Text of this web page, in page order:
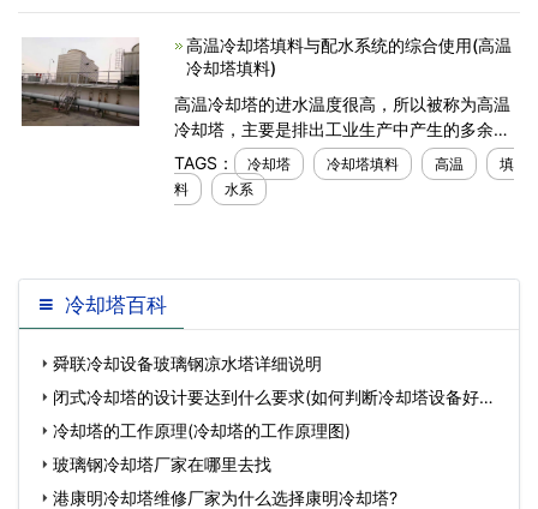
高温冷却塔填料与配水系统的综合使用(高温
冷却塔填料)
高温冷却塔的进水温度很高，所以被称为高温
冷却塔，主要是排出工业生产中产生的多余热
量，使得生产更加安全。填料的使用可以提高
高温冷却塔的工作效率，但是要想它发挥*大功
效，要注意填料
TAGS： 冷却塔 冷却塔填料 高温
填
料
水系
冷却塔百科
舜联冷却设备玻璃钢凉水塔详细说明
闭式冷却塔的设计要达到什么要求(如何判断冷却塔设备好坏)
… 冷却塔的工作原理(冷却塔的工作原理图)
玻璃钢冷却塔厂家在哪里去找
港康明冷却塔维修厂家为什么选择康明冷却塔?